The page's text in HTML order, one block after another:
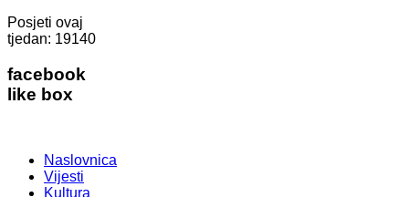
Posjeti ovaj
tjedan: 19140
facebook
like box
Naslovnica
Vijesti
Kultura